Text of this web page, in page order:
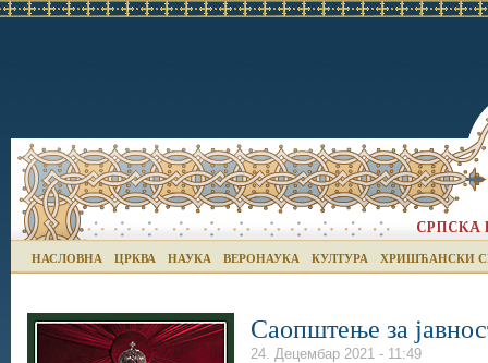
НАСЛОВНА ЦРКВА НАУКА ВЕРОНАУКА КУЛТУРА ХРИШЋАНСКИ
Саопштење за
24. Децембар 2021 - 11:49